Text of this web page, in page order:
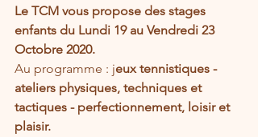
Le TCM vous propose des stages
enfants du Lundi 19 au Vendredi 23
Octobre 2020.
Au programme : jeux tennistiques -
ateliers physiques, techniques et
tactiques - perfectionnement, loisir et
plaisir.